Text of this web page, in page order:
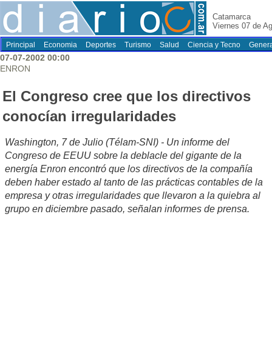
Catamarca
Viernes 07 de
Principal Economia Deportes Turismo Salud Ciencia y Tecno
07-07-2002 00:00
ENRON
El Congreso cree que los directivos
conocían irregularidades
Washington, 7 de Julio (Télam-SNI) - Un informe del
Congreso de EEUU sobre la deblacle del gigante de la
energía Enron encontró que los directivos de la compañía
deben haber estado al tanto de las prácticas contables de la
empresa y otras irregularidades que llevaron a la quiebra al
grupo en diciembre pasado, señalan informes de prensa.